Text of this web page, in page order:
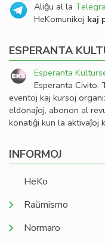
Aliĝu al la
HeKomunikoj kaj
ESPERANTA
Esperanta
Esperanta Civito.
eventoj kaj kursoj
eldonaĵoj, abonon al
konatiĝi kun la aktivaĵoj
INFORMOJ
HeKo
Raŭmismo
Normaro